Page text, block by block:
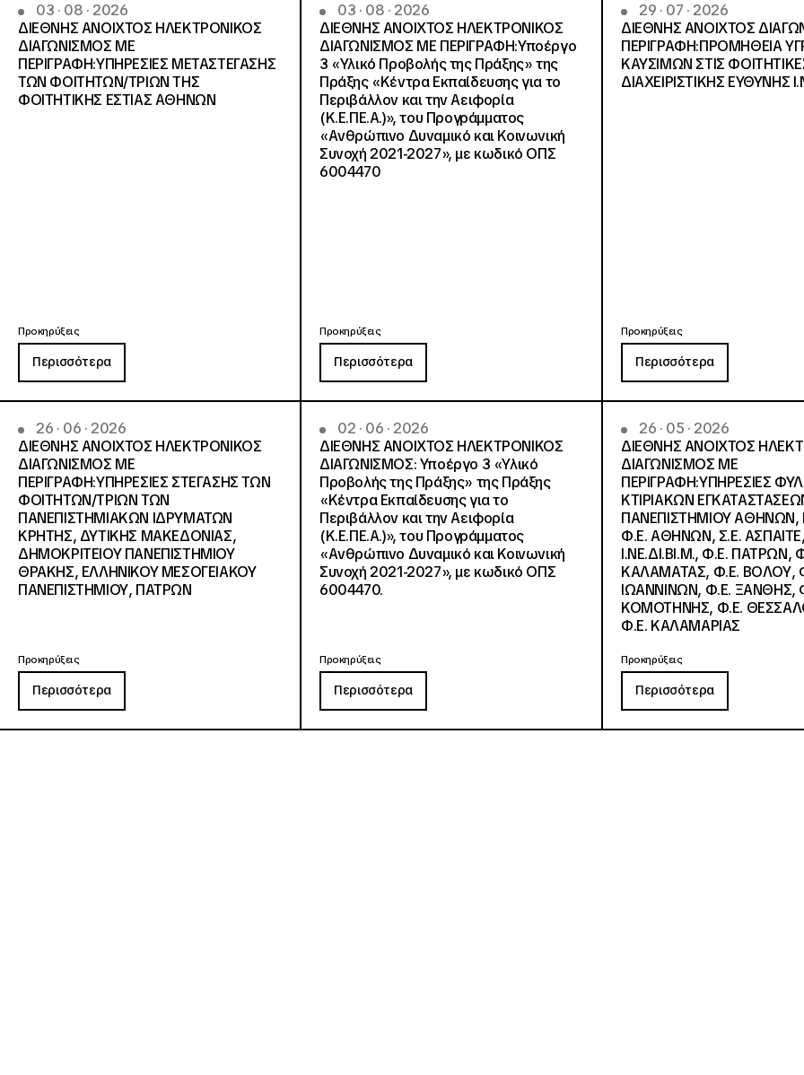
03 · 08 · 2026
ΔΙΕΘΝΗΣ ΑΝΟΙΧΤΟΣ ΗΛΕΚΤΡΟΝΙΚΟΣ
ΔΙΑΓΩΝΙΣΜΟΣ ΜΕ
ΠΕΡΙΓΡΑΦΗ:ΥΠΗΡΕΣΙΕΣ METAΣΤΕΓΑΣΗΣ
ΤΩΝ ΦΟΙΤΗΤΩΝ/ΤΡΙΩΝ ΤΗΣ
ΦΟΙΤΗΤΙΚΗΣ ΕΣΤΙΑΣ ΑΘΗΝΩΝ
Προκηρύξεις
Περισσότερα
03 · 08 · 2026
ΔΙΕΘΝΗΣ ΑΝΟΙΧΤΟΣ ΗΛΕΚΤΡΟΝΙΚΟΣ
ΔΙΑΓΩΝΙΣΜΟΣ ΜΕ ΠΕΡΙΓΡΑΦΗ:Υποέργο
3 «Υλικό Προβολής της Πράξης» της
Πράξης «Κέντρα Εκπαίδευσης για το
Περιβάλλον και την Αειφορία
(Κ.Ε.ΠΕ.Α.)», του Προγράμματος
«Ανθρώπινο Δυναμικό και Κοινωνική
Συνοχή 2021-2027», με κωδικό ΟΠΣ
6004470
Προκηρύξεις
Περισσότερα
29 · 07 · 2026
ΔΙΕΘΝΗΣ ΑΝΟΙΧΤΟΣ
ΠΕΡΙΓΡΑΦΗ:ΠΡΟΜΗΘΕΙΑ
ΚΑΥΣΙΜΩΝ ΣΤΙΣ
ΔΙΑΧΕΙΡΙΣΤΙΚΗΣ ΕΥΘΥΝΗΣ
Προκηρύξεις
Περισσότερα
26 · 06 · 2026
ΔΙΕΘΝΗΣ ΑΝΟΙΧΤΟΣ ΗΛΕΚΤΡΟΝΙΚΟΣ
ΔΙΑΓΩΝΙΣΜΟΣ ΜΕ
ΠΕΡΙΓΡΑΦΗ:ΥΠΗΡΕΣΙΕΣ ΣΤΕΓΑΣΗΣ ΤΩΝ
ΦΟΙΤΗΤΩΝ/ΤΡΙΩΝ ΤΩΝ
ΠΑΝΕΠΙΣΤΗΜΙΑΚΩΝ ΙΔΡΥΜΑΤΩΝ
KΡΗΤΗΣ, ΔΥΤΙΚΗΣ ΜΑΚΕΔΟΝΙΑΣ,
ΔΗΜΟΚΡΙΤΕΙΟΥ ΠΑΝΕΠΙΣΤΗΜΙΟΥ
ΘΡΑΚΗΣ, ΕΛΛΗΝΙΚΟΥ ΜΕΣΟΓΕΙΑΚΟΥ
ΠΑΝΕΠΙΣΤΗΜΙΟΥ, ΠΑΤΡΩΝ
Προκηρύξεις
Περισσότερα
02 · 06 · 2026
ΔΙΕΘΝΗΣ ΑΝΟΙΧΤΟΣ ΗΛΕΚΤΡΟΝΙΚΟΣ
ΔΙΑΓΩΝΙΣΜΟΣ: Υποέργο 3 «Υλικό
Προβολής της Πράξης» της Πράξης
«Κέντρα Εκπαίδευσης για το
Περιβάλλον και την Αειφορία
(Κ.Ε.ΠΕ.Α.)», του Προγράμματος
«Ανθρώπινο Δυναμικό και Κοινωνική
Συνοχή 2021-2027», με κωδικό ΟΠΣ
6004470.
Προκηρύξεις
Περισσότερα
26 · 05 · 2026
ΔΙΕΘΝΗΣ ΑΝΟΙΧΤΟΣ
ΔΙΑΓΩΝΙΣΜΟΣ ΜΕ
ΠΕΡΙΓΡΑΦΗ:ΥΠΗΡΕΣΙΕΣ
ΚΤΙΡΙΑΚΩΝ
ΠΑΝΕΠΙΣΤΗΜΙΟΥ ΑΘΗΝΩΝ,
Φ.Ε. ΑΘΗΝΩΝ, Σ.Ε.
Ι.ΝΕ.ΔΙ.ΒΙ.Μ., Φ.Ε. ΠΑΤΡΩΝ,
ΚΑΛΑΜΑΤΑΣ, Φ.Ε. ΒΟΛΟΥ,
ΙΩΑΝΝΙΝΩΝ, Φ.Ε. ΞΑΝΘΗΣ,
ΚΟΜΟΤΗΝΗΣ, Φ.Ε.
Φ.Ε. ΚΑΛΑΜΑΡΙΑΣ
Προκηρύξεις
Περισσότερα